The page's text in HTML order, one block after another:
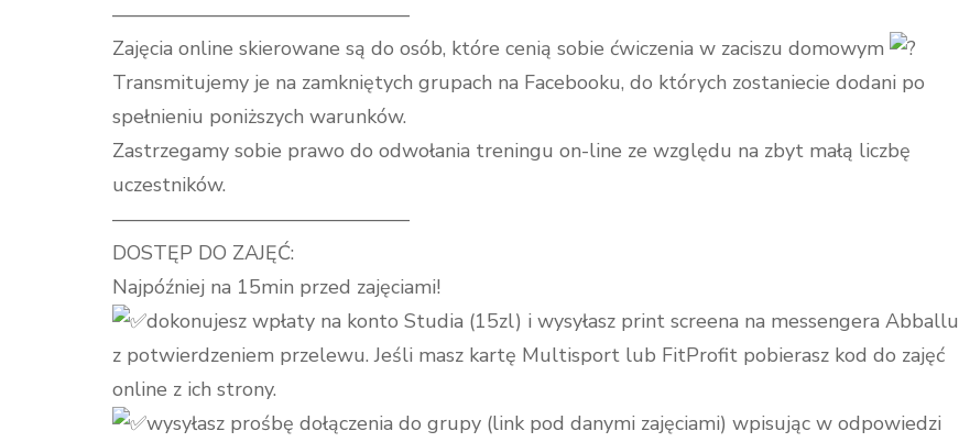
———————————————
Zajęcia online skierowane są do osób, które cenią sobie ćwiczenia w zaciszu domowym
Transmitujemy je na zamkniętych grupach na Facebooku, do których zostaniecie dodani po
spełnieniu poniższych warunków.
Zastrzegamy sobie prawo do odwołania treningu on-line ze względu na zbyt małą liczbę
uczestników.
———————————————
DOSTĘP DO ZAJĘĆ:
Najpóźniej na 15min przed zajęciami!
dokonujesz wpłaty na konto Studia (15zl) i wysyłasz print screena na messengera Abballu
z potwierdzeniem przelewu. Jeśli masz kartę Multisport lub FitProfit pobierasz kod do zajęć
online z ich strony.
wysyłasz prośbę dołączenia do grupy (link pod danymi zajęciami) wpisując w odpowiedzi